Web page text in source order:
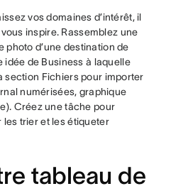
vos domaines d’intérêt, il
inspire. Rassemblez une
photo d’une destination de
idée de Business à laquelle
section Fichiers pour importer
numérisées, graphique
Créez une tâche pour
trier et les étiqueter
tableau de